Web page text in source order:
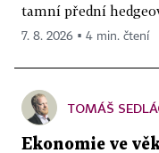
tamní přední
7. 8. 2026 ▪ 4 min. čtení
TOMÁŠ
Ekonomie ve